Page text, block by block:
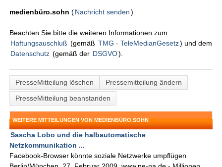
medienbüro.sohn (Nachricht senden )
Beachten Sie bitte die weiteren Informationen zum
Haftungsauschluß (gemäß TMG - TeleMedianGesetz) und dem
Datenschutz (gemäß der DSGVO).
PresseMitteilung löschen
Pressemitteilung ändern
PresseMitteilung beanstanden
WEITERE MITTEILUNGEN VON MEDIENBÜRO.SOHN
Sascha Lobo und die halbautomatische
Netzkommunikation ...
Facebook-Browser könnte soziale Netzwerke umpflügen